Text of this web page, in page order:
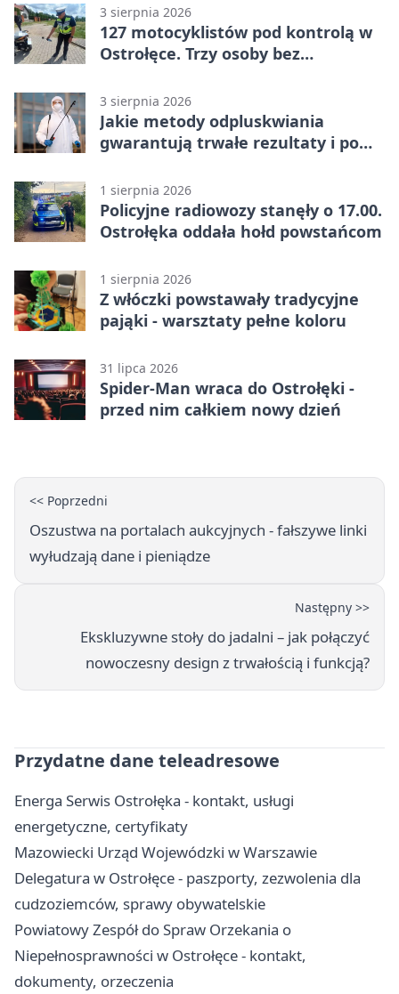
3 sierpnia 2026
127 motocyklistów pod kontrolą w
Ostrołęce. Trzy osoby bez
3 sierpnia 2026
Jakie metody odpluskwiania
gwarantują trwałe rezultaty i po
wykonawcę?
1 sierpnia 2026
Policyjne radiowozy stanęły o 17.00.
Ostrołęka oddała hołd powstańcom
1 sierpnia 2026
Z włóczki powstawały tradycyjne
pająki - warsztaty pełne koloru
31 lipca 2026
Spider-Man wraca do Ostrołęki -
przed nim całkiem nowy dzień
<< Poprzedni
Oszustwa na portalach aukcyjnych - fałszywe linki
wyłudzają dane i pieniądze
Następny >>
Ekskluzywne stoły do jadalni – jak połączyć
nowoczesny design z trwałością i funkcją?
Przydatne dane teleadresowe
Energa Serwis Ostrołęka - kontakt, usługi
energetyczne, certyfikaty
Mazowiecki Urząd Wojewódzki w Warszawie
Delegatura w Ostrołęce - paszporty, zezwolenia dla
cudzoziemców, sprawy obywatelskie
Powiatowy Zespół do Spraw Orzekania o
Niepełnosprawności w Ostrołęce - kontakt,
dokumenty, orzeczenia